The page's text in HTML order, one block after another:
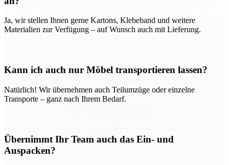
Ja, wir stellen Ihnen gerne Kartons, Klebeband und weitere
Materialien zur Verfügung – auf Wunsch auch mit Lieferung.
Kann ich auch nur Möbel transportieren lassen?
Natürlich! Wir übernehmen auch Teilumzüge oder einzelne
Transporte – ganz nach Ihrem Bedarf.
Übernimmt Ihr Team auch das Ein- und
Auspacken?